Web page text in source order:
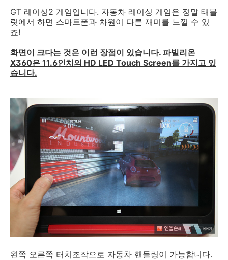
GT 레이싱2 게임입니다. 자동차 레이싱 게임은 정말 태블
릿에서 하면 스마트폰과 차원이 다른 재미를 느낄 수 있
죠!
화면이 크다는 것은 이런 장점이 있습니다. 파빌리온
X360은 11.6인치의 HD LED Touch Screen를 가지고 있
습니다.
왼쪽 오른쪽 터치조작으로 자동차 핸들링이 가능합니다.